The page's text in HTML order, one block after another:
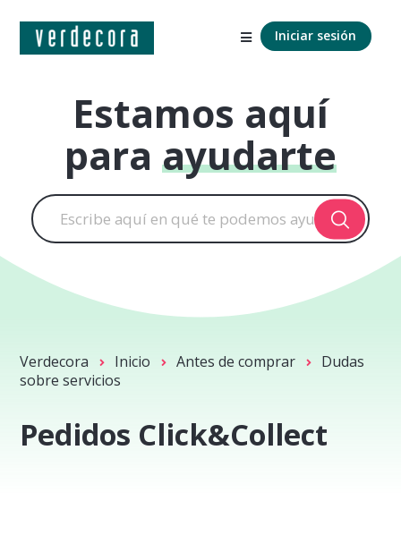
Iniciar sesión
Estamos aquí
para ayudarte
Verdecora Inicio Antes de comprar
Dudas
sobre servicios
Pedidos Click&Collect